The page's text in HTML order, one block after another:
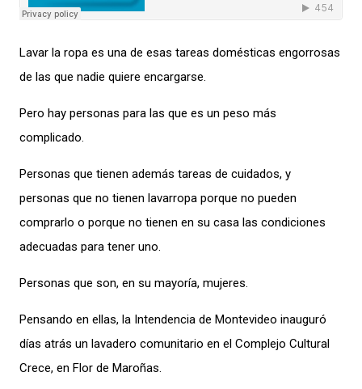
Lavar la ropa es una de esas tareas domésticas engorrosas
de las que nadie quiere encargarse.
Pero hay personas para las que es un peso más
complicado.
Personas que tienen además tareas de cuidados, y
personas que no tienen lavarropa porque no pueden
comprarlo o porque no tienen en su casa las condiciones
adecuadas para tener uno.
Personas que son, en su mayoría, mujeres.
Pensando en ellas, la Intendencia de Montevideo inauguró
días atrás un lavadero comunitario en el Complejo Cultural
Crece, en Flor de Maroñas.